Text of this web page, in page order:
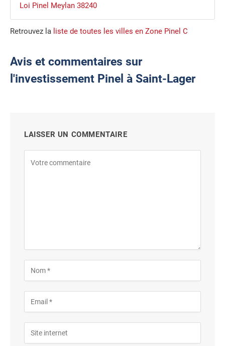
Loi Pinel Meylan 38240
Retrouvez la liste de toutes les villes en Zone Pinel C
Avis et commentaires sur
l'investissement Pinel à Saint-Lager
LAISSER UN COMMENTAIRE